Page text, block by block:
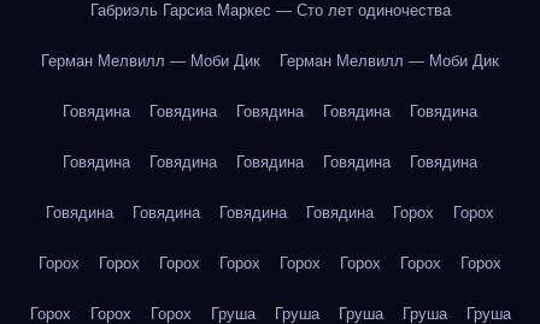
Габриэль Гарсиа Маркес — Сто лет одиночества
Герман Мелвилл — Моби Дик Герман Мелвилл — Моби Дик
Говядина Говядина Говядина Говядина Говядина
Говядина Говядина Говядина Говядина Говядина
Говядина Говядина Говядина Говядина Горох Горох
Горох Горох Горох Горох Горох Горох Горох Горох
Горох Горох Горох Груша Груша Груша Груша Груша